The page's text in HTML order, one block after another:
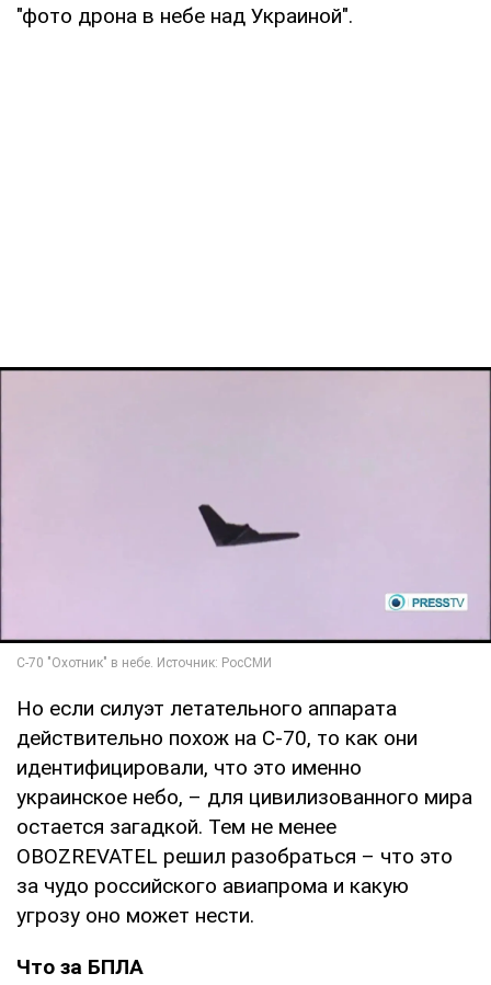
"фото дрона в небе над Украиной".
Но если силуэт летательного аппарата
действительно похож на С-70, то как они
идентифицировали, что это именно
украинское небо, – для цивилизованного мира
остается загадкой. Тем не менее
OBOZREVATEL решил разобраться – что это
за чудо российского авиапрома и какую
угрозу оно может нести.
Что за БПЛА